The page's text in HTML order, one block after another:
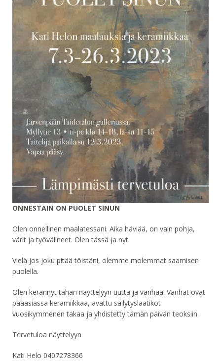
ONNESTAIN ON PUOLET SINUN
Olen onnellinen maalatessani. Aika häviää, on vain pohja,
värit ja työvälineet. Olen tässä ja nyt.
Vielä jos joku pitää töistäni, olemme molemmat saamisen
puolella.
Olen kerännyt tähän näyttelyyn uutta ja vanhaa. Vanhat ovat
pääasiassa keramiikkaa, avattu säilytyslaatikot
vuosikymmenen takaa ja yhdistetty tämän päivän teoksiin.
Tervetuloa näyttelyyn
Kati Helo 0407278366